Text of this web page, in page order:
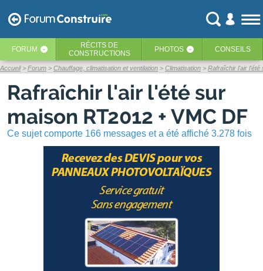
FORUM ‹ RÉCITS DE
CONSTRUCTIONS
PHOTOS ‹ CONSEILS
Accueil Forum Chauffage, climatisation et ventilation Climatisation Rafraîchir l'air l'été
Rafraîchir l'air l'été sur
maison RT2012 + VMC DF
Ce sujet comporte 166 messages et a été affiché 3.278 fois